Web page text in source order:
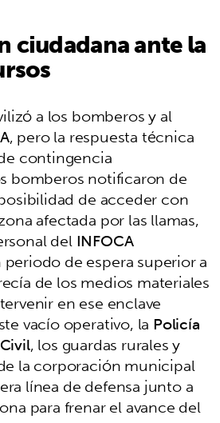
ciudadana ante la
a los bomberos y al
, pero la respuesta técnica
contingencia
bomberos notificaron de
de acceder con
afectada por las llamas,
delINFOCA
de espera superior a
de los medios materiales
en ese enclave
vacío operativo, la Policía
, los guardas rurales y
la corporación municipal
línea de defensa junto a
para frenar el avance del